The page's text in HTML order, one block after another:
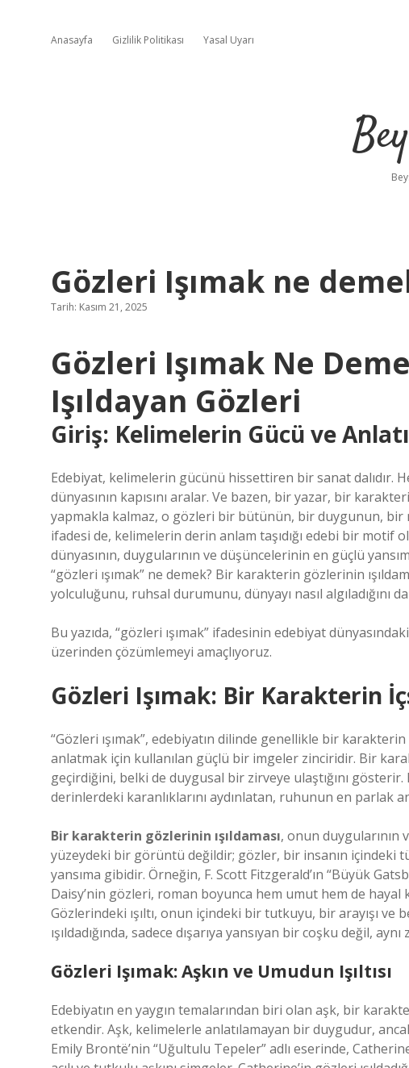
Anasayfa Gizlilik Politikası Yasal Uyarı
Gözleri Işımak ne
Tarih: Kasım 21, 2025
Gözleri Işımak Ne
Işıldayan Gözleri
Giriş: Kelimelerin Gücü ve
Edebiyat, kelimelerin gücünü hissettiren bir sanat dalıdır.
dünyasının kapısını aralar. Ve bazen, bir yazar, bir
yapmakla kalmaz, o gözleri bir bütünün, bir duygunun, bir
ifadesi de, kelimelerin derin anlam taşıdığı edebi bir motif
dünyasının, duygularının ve düşüncelerinin en güçlü
“gözleri ışımak” ne demek? Bir karakterin gözlerinin
yolculuğunu, ruhsal durumunu, dünyayı nasıl algıladığını
Bu yazıda, “gözleri ışımak” ifadesinin edebiyat
üzerinden çözümlemeyi amaçlıyoruz.
Gözleri Işımak: Bir Karakterin
“Gözleri ışımak”, edebiyatın dilinde genellikle bir
anlatmak için kullanılan güçlü bir imgeler zinciridir. Bir
geçirdiğini, belki de duygusal bir zirveye ulaştığını
derinlerdeki karanlıklarını aydınlatan, ruhunun en parlak
Bir karakterin gözlerinin ışıldaması, onun duygularının
yüzeydeki bir görüntü değildir; gözler, bir insanın içindeki
yansıma gibidir. Örneğin, F. Scott Fitzgerald’ın “Büyük
Daisy’nin gözleri, roman boyunca hem umut hem de hayal
Gözlerindeki ışıltı, onun içindeki bir tutkuyu, bir arayışı
ışıldadığında, sadece dışarıya yansıyan bir coşku değil,
Gözleri Işımak: Aşkın ve Umudun Işıltısı
Edebiyatın en yaygın temalarından biri olan aşk, bir
etkendir. Aşk, kelimelerle anlatılamayan bir duygudur,
Emily Brontë’nin “Uğultulu Tepeler” adlı eserinde,